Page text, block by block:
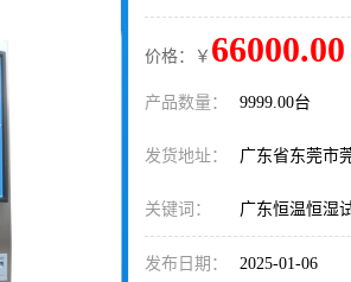
价格：￥ 66000.00
产品数量： 9999.00台
发货地址： 广东省东莞市
关键词： 广东恒温恒湿
发布日期： 2025-01-06